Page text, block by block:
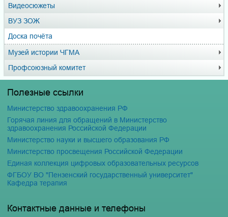
Видеосюжеты
ВУЗ ЗОЖ
Доска почёта
Музей истории ЧГМА
Профсоюзный комитет
Полезные ссылки
Министерство здравоохранения РФ
Горячая линия для обращений в Министерство
здравоохранения Российской Федерации
Министерство науки и высшего образования РФ
Министерство просвещения Российской Федерации
Единая коллекция цифровых образовательных ресурсов
ФГБОУ ВО "Пензенский государственный университет"
Кафедра терапия
Контактные данные и телефоны